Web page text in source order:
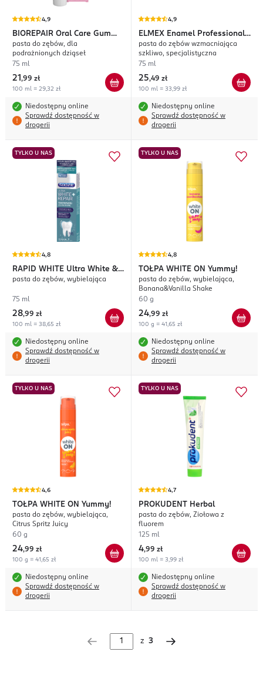
4,9
BIOREPAIR Oral Care Gum
Protection
pasta do zębów, dla
podrażnionych dziąseł
75 ml
21 ,99 zł
100 ml = 29,32 zł
Niedostępny online
Sprawdź dostępność w
drogerii
4,9
ELMEX Enamel Professional
Opti-Namel
pasta do zębów wzmacniająca
szkliwo, specjalistyczna
75 ml
25,49 zł
100 ml = 33,99 zł
Niedostępny online
Sprawdź dostępność w
drogerii
TYLKO U NAS
4,8
RAPID WHITE Ultra White &
Repair
pasta do zębów, wybielająca
75 ml
28,99 zł
100 ml = 38,65 zł
Niedostępny online
Sprawdź dostępność w
drogerii
TYLKO U NAS
4,8
TOŁPA WHITE ON Yummy!
pasta do zębów, wybielająca,
Banana&Vanilla Shake
60 g
24,99 zł
100 g = 41,65 zł
Niedostępny online
Sprawdź dostępność w
drogerii
TYLKO U NAS
4,6
TOŁPA WHITE ON Yummy!
pasta do zębów, wybielająca,
Citrus Spritz Juicy
60 g
24,99 zł
100 g = 41,65 zł
Niedostępny online
Sprawdź dostępność w
drogerii
TYLKO U NAS
4,7
PROKUDENT Herbal
pasta do zębów, Ziołowa z
fluorem
125 ml
4,99 zł
100 ml = 3,99 zł
Niedostępny online
Sprawdź dostępność w
drogerii
z 3